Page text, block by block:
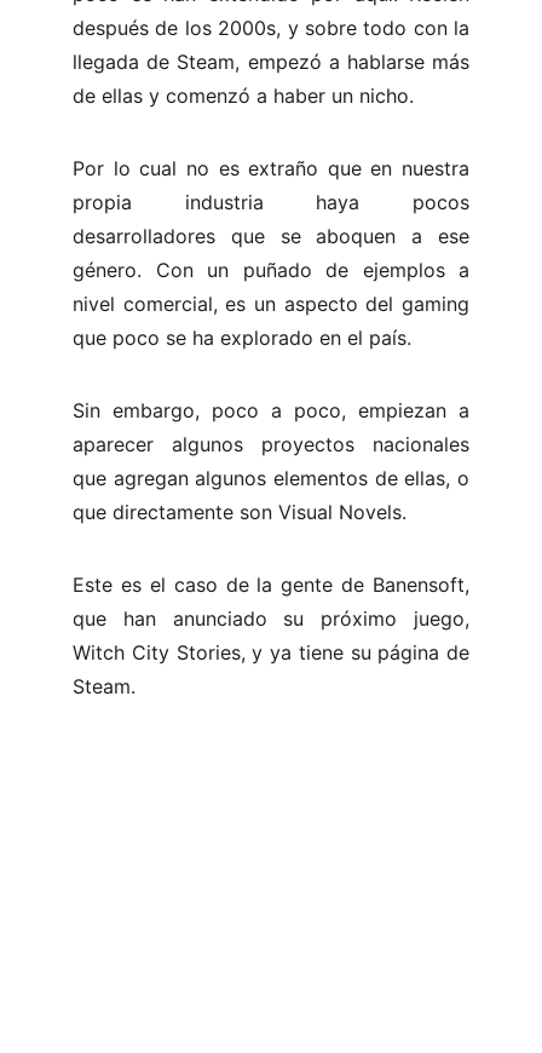
después de los 2000s, y sobre todo con la
llegada de Steam, empezó a hablarse más
de ellas y comenzó a haber un nicho.
Por lo cual no es extraño que en nuestra
propia industria haya pocos
desarrolladores que se aboquen a ese
género. Con un puñado de ejemplos a
nivel comercial, es un aspecto del gaming
que poco se ha explorado en el país.
Sin embargo, poco a poco, empiezan a
aparecer algunos proyectos nacionales
que agregan algunos elementos de ellas, o
que directamente son Visual Novels.
Este es el caso de la gente de Banensoft,
que han anunciado su próximo juego,
Witch City Stories, y ya tiene su página de
Steam.